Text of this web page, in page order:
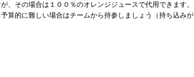
その場合は１００％のオレンジジュースで代用できます。
算的に難しい場合はチームから持参しましょう（持ち込みが